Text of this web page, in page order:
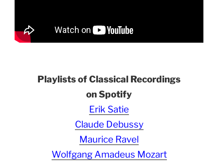
Playlists of Classical Recordings
on Spotify
Erik Satie
Claude Debussy
Maurice Ravel
Wolfgang Amadeus Mozart